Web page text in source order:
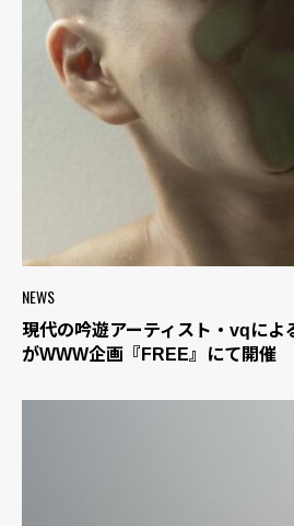
NEWS
現代の吟遊アーティスト・vqによ
がWWW企画『FREE』にて開催